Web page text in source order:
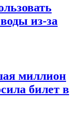
из-за
миллион
билет в